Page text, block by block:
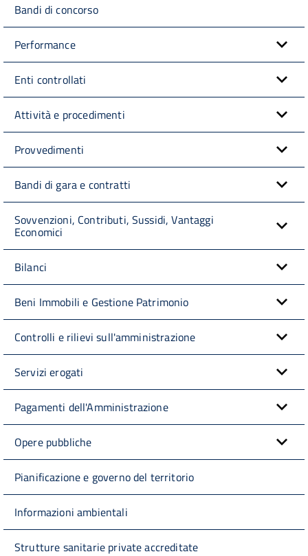
Bandi di concorso
Performance
Enti controllati
Attività e procedimenti
Provvedimenti
Bandi di gara e contratti
Sovvenzioni, Contributi, Sussidi, Vantaggi
Economici
Bilanci
Beni Immobili e Gestione Patrimonio
Controlli e rilievi sull'amministrazione
Servizi erogati
Pagamenti dell'Amministrazione
Opere pubbliche
Pianificazione e governo del territorio
Informazioni ambientali
Strutture sanitarie private accreditate